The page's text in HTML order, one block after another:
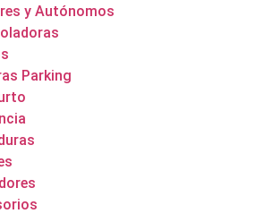
y Autónomos
Parking